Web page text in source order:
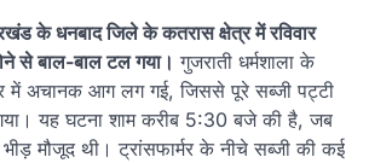
के धनबाद जिले के कतरास क्षेत्र में रविवार
से बाल-बाल टल गया। गुजराती धर्मशाला के
में अचानक आग लग गई, जिससे पूरे सब्जी पट्टी
यह घटना शाम करीब 5:30 बजे की है, जब
मौजूद थी। ट्रांसफार्मर के नीचे सब्जी की कई